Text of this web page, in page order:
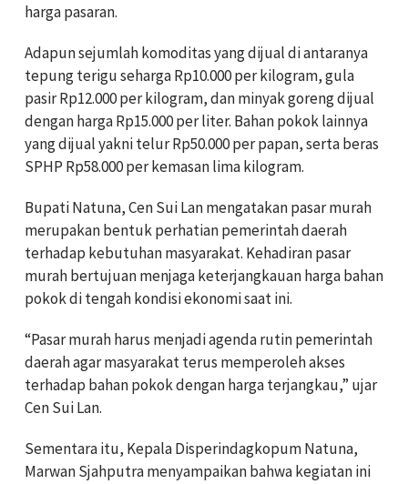
harga pasaran.
Adapun sejumlah komoditas yang dijual di antaranya
tepung terigu seharga Rp10.000 per kilogram, gula
pasir Rp12.000 per kilogram, dan minyak goreng dijual
dengan harga Rp15.000 per liter. Bahan pokok lainnya
yang dijual yakni telur Rp50.000 per papan, serta beras
SPHP Rp58.000 per kemasan lima kilogram.
Bupati Natuna,Cen Sui Lanmengatakan pasar murah
merupakan bentuk perhatian pemerintah daerah
terhadap kebutuhan masyarakat. Kehadiran pasar
murah bertujuan menjaga keterjangkauan harga bahan
pokok di tengah kondisi ekonomi saat ini.
“Pasar murah harus menjadi agenda rutin pemerintah
daerah agar masyarakat terus memperoleh akses
terhadap bahan pokok dengan harga terjangkau,” ujar
Cen Sui Lan.
Sementara itu, Kepala Disperindagkopum Natuna,
Marwan Sjahputramenyampaikan bahwa kegiatan ini